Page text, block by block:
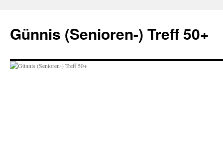
springen
Günnis (Senioren-) Treff 50+